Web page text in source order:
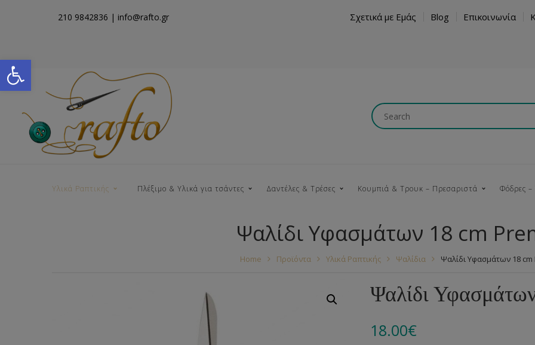
Open toolbar
210 9842836 | info@rafto.gr Σχετικά με Εμάς Blog Επικοινωνία
Υλικά Ραπτικής Πλέξιμο & Υλικά για τσάντες
Νήματα για Τσάντες Κουμπώματα
Μεταλλικά Εξαρτήματα
Νήματα
Αξεσουάρ
Δαντέλες & Τρέσες
Βαμβακερές Κρόσια
Φυτίλια- Κορδόνια
Διάφορες Τρέσες
Κουμπιά & Τρουκ – Πρεσαριστά
Ξύλινα
Πουκαμίσου
Στρας
Φόδρες
Ψαλίδι Υφασμάτων 18 cm
Home Προϊόντα Υλικά Ραπτικής Ψαλίδια Ψαλίδι Υφασμάτων 18 cm
Ψαλίδι
18.00€